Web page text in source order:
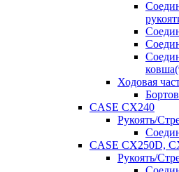
Ходовая
CASE CX240
Рукоять/
CASE CX250D,
Рукоять/